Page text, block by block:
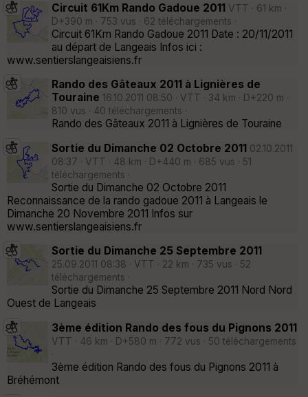
Circuit 61Km Rando Gadoue 2011 VTT · 61 km ·
D+390 m · 753 vus · 62 téléchargements ·
Circuit 61Km Rando Gadoue 2011 Date : 20/11/2011
au départ de Langeais Infos ici :
www.sentierslangeaisiens.fr
Rando des Gâteaux 2011 à Lignières de
Touraine 16.10.2011 08:50 · VTT · 34 km · D+220 m ·
810 vus · 40 téléchargements ·
Rando des Gâteaux 2011 à Lignières de Touraine
Sortie du Dimanche 02 Octobre 2011 02.10.2011
08:37 · VTT · 48 km · D+440 m · 685 vus · 51
téléchargements ·
Sortie du Dimanche 02 Octobre 2011
Reconnaissance de la rando gadoue 2011 à Langeais le
Dimanche 20 Novembre 2011 Infos sur
www.sentierslangeaisiens.fr
Sortie du Dimanche 25 Septembre 2011
25.09.2011 08:38 · VTT · 22 km · 735 vus · 52
téléchargements ·
Sortie du Dimanche 25 Septembre 2011 Nord Nord
Ouest de Langeais
3ème édition Rando des fous du Pignons 2011
VTT · 46 km · D+580 m · 772 vus · 50 téléchargements
·
3ème édition Rando des fous du Pignons 2011 à
Bréhémont